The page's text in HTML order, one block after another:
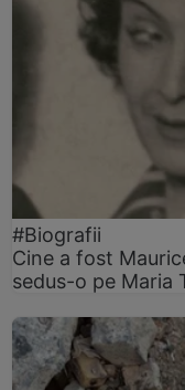
#Biografii
Cine a fost
sedus-o pe Maria